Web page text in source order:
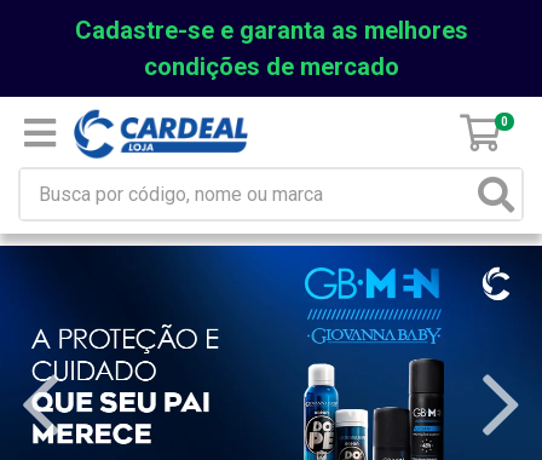
Cadastre-se e garanta as melhores
condições de mercado
0